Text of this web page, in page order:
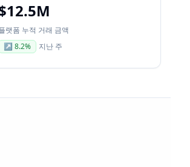
랫폼 누적 거래 금액
↗ 8.2% 지난 주